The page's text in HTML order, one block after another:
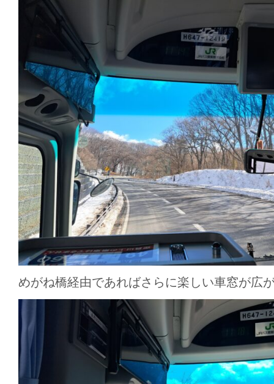
めがね橋経由であればさらに楽しい車窓が広